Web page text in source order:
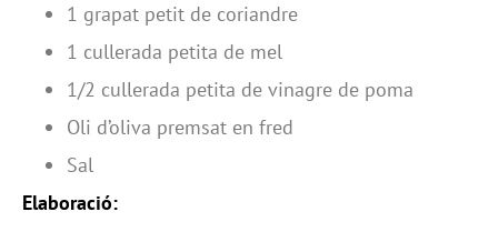
1 grapat petit de coriandre
1 cullerada petita de mel
1/2 cullerada petita de vinagre de poma
Oli d’oliva premsat en fred
Sal
Elaboració: